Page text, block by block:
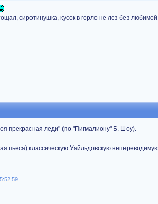
сиротинушка, кусок в горло не лез без
прекрасная леди" (по "Пигмалиону" Б. Шоу).
пьеса) классическую Уайльдовскую